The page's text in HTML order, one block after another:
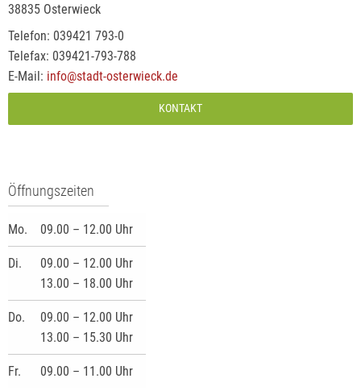
38835 Osterwieck
Telefon: 039421 793-0
Telefax: 039421-793-788
E-Mail: info@stadt-osterwieck.de
KONTAKT
Öffnungszeiten
Mo. 09.00 – 12.00 Uhr
Di.
09.00 – 12.00 Uhr
13.00 – 18.00 Uhr
Do.
09.00 – 12.00 Uhr
13.00 – 15.30 Uhr
Fr. 09.00 – 11.00 Uhr